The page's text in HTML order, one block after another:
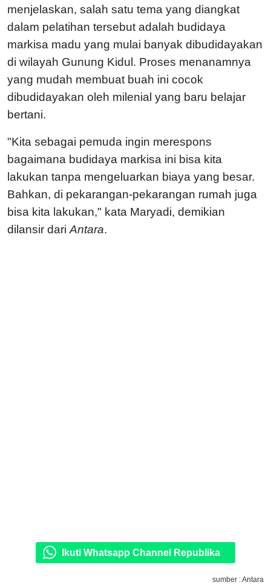
menjelaskan, salah satu tema yang diangkat
dalam pelatihan tersebut adalah budidaya
markisa madu yang mulai banyak dibudidayakan
di wilayah Gunung Kidul. Proses menanamnya
yang mudah membuat buah ini cocok
dibudidayakan oleh milenial yang baru belajar
bertani.
"Kita sebagai pemuda ingin merespons
bagaimana budidaya markisa ini bisa kita
lakukan tanpa mengeluarkan biaya yang besar.
Bahkan, di pekarangan-pekarangan rumah juga
bisa kita lakukan," kata Maryadi, demikian
dilansir dari Antara.
Ikuti Whatsapp Channel Republika
sumber : Antara